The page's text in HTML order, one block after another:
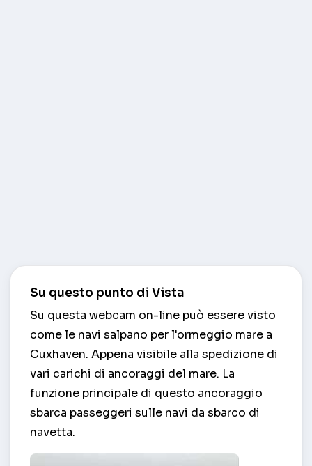
Su questo punto di Vista
Su questa webcam on-line può essere visto
come le navi salpano per l'ormeggio mare a
Cuxhaven. Appena visibile alla spedizione di
vari carichi di ancoraggi del mare. La
funzione principale di questo ancoraggio
sbarca passeggeri sulle navi da sbarco di
navetta.